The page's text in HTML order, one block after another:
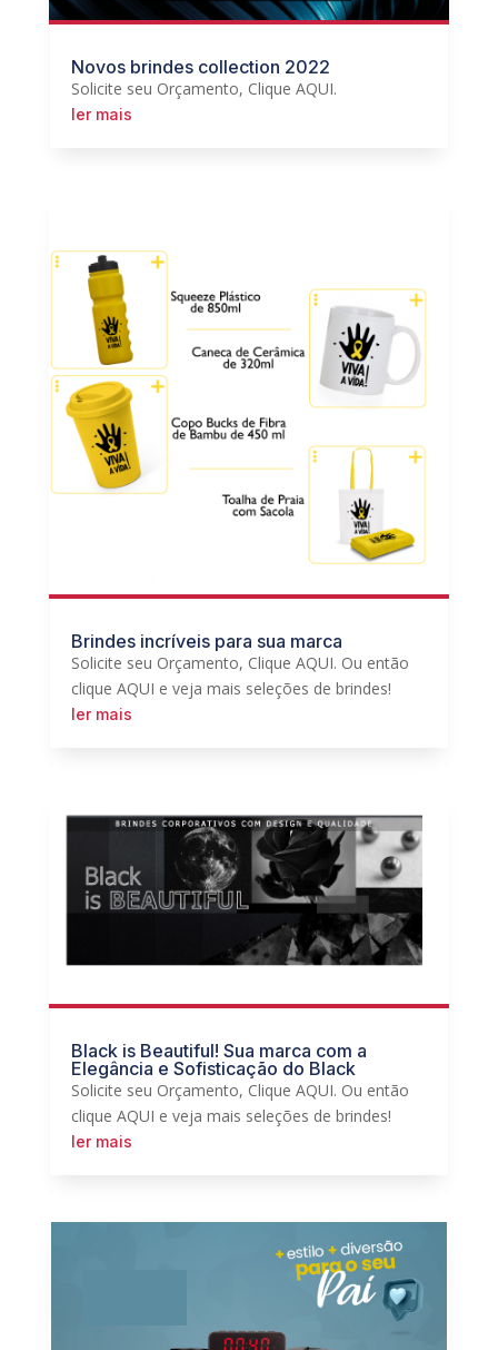
Novos brindes collection 2022
Solicite seu Orçamento, Clique AQUI.
ler mais
Brindes incríveis para sua marca
Solicite seu Orçamento, Clique AQUI. Ou então
clique AQUI e veja mais seleções de brindes!
ler mais
Black is Beautiful! Sua marca com a
Elegância e Sofisticação do Black
Solicite seu Orçamento, Clique AQUI. Ou então
clique AQUI e veja mais seleções de brindes!
ler mais